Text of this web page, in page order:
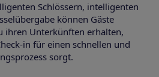
Schlössern, intelligenten
können Gäste
ihren Unterkünften erhalten,
in für einen schnellen und
sorgt.